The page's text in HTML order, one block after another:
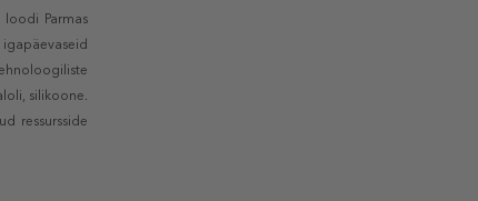
Parmas
silikoone.
ressursside